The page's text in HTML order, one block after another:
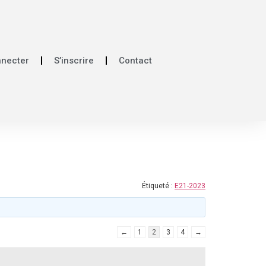
S’inscrire Contact
Étiqueté : E21-2023
← 1 2 3 4 →